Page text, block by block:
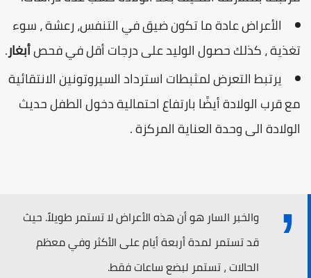
الأعراض عادة ما تكون ضيق في التنفس، رعشة ، سوء
تغذية ، كذلك حصول الوليد على درجات أقل في فحصأبغار.
يرتبط التعرض لمثبطات استرداد السيروتونين الانتقائية
مع قرب الولادة أيضًا بارتفاع احتمالية دخول الطفل حديث
الولادة الى وحدة العناية المركزة .
والخبر السار هو أن هذه الأعراض لا تستمر طويلاً. حيث
قد تستمر لمدة أربعة أيام على الأكثر وفي معظم
الحالات ، تستمر لبضع ساعات فقط.